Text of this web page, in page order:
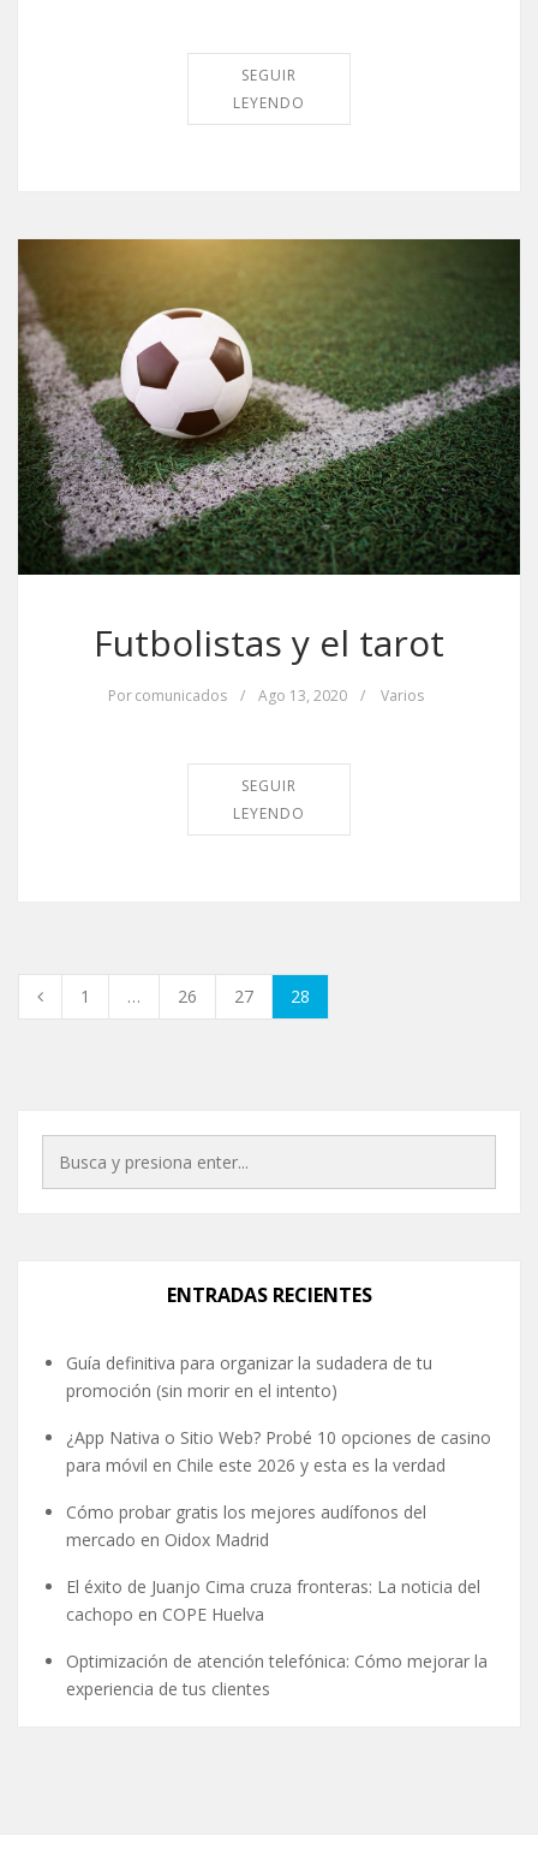
SEGUIR
LEYENDO
Futbolistas y el tarot
Porcomunicados / Ago 13, 2020 / Varios
SEGUIR
LEYENDO
1 … 26 27 28
ENTRADAS RECIENTES
Guía definitiva para organizar la sudadera de tu
promoción (sin morir en el intento)
¿App Nativa o Sitio Web? Probé 10 opciones de casino
para móvil en Chile este 2026 y esta es la verdad
Cómo probar gratis los mejores audífonos del
mercado en Oidox Madrid
El éxito de Juanjo Cima cruza fronteras: La noticia del
cachopo en COPE Huelva
Optimización de atención telefónica: Cómo mejorar la
experiencia de tus clientes